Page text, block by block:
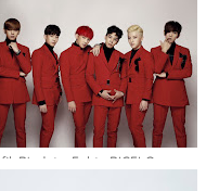
Biodata, Fakta BIGFLO